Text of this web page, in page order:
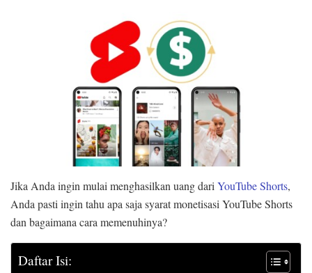
Jika Anda ingin mulai menghasilkan uang dari YouTube Shorts,
Anda pasti ingin tahu apa saja syarat monetisasi YouTube Shorts
dan bagaimana cara memenuhinya?
Daftar Isi: